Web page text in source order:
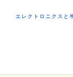
エレクトロニクスと